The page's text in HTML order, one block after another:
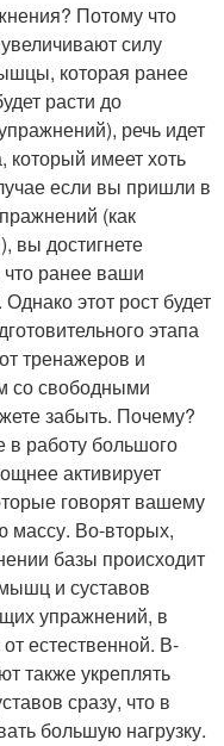
Потому что
силу
которая ранее
расти до
речь идет
имеет хоть
если вы пришли в
(как
вы достигнете
что ранее ваши
этот рост будет
этапа
тренажеров и
со свободными
забыть. Почему?
в работу большого
активирует
говорят вашему
массу. Во-вторых,
базы происходит
и суставов
упражнений, в
естественной. В-
также укреплять
сразу, что в
большую нагрузку.